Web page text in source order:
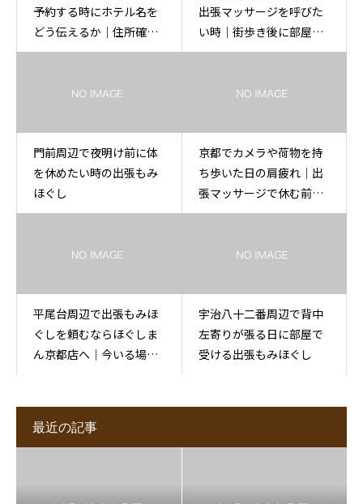
予約する時にホテル名を
どう伝えるか｜住所確認
の案内
出張マッサージを呼びた
い時｜街歩き後に部屋で
休む
門前周辺で夜明け前に体
を休めたい時の出張もみ
ほぐし
京都でカメラや荷物を持
ち歩いた日の肩疲れ｜出
張マッサージで休む前に
伝えること
平尾台周辺で出張もみほ
ぐしを頼むならほぐしま
ん京都店へ｜今いる場所
宇治八十二番周辺で背中
左寄りが張る日に部屋で
受ける出張もみほぐし
最近の記事